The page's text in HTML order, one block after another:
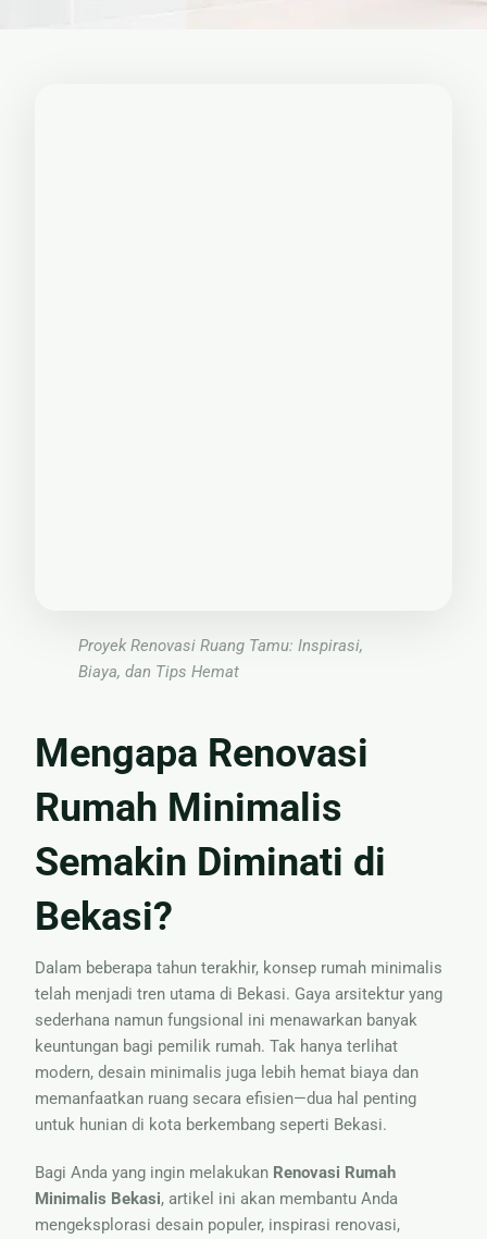
Proyek Renovasi Ruang Tamu: Inspirasi,
Biaya, dan Tips Hemat
Mengapa Renovasi
Rumah Minimalis
Semakin Diminati di
Bekasi?
Dalam beberapa tahun terakhir, konsep rumah minimalis
telah menjadi tren utama di Bekasi. Gaya arsitektur yang
sederhana namun fungsional ini menawarkan banyak
keuntungan bagi pemilik rumah. Tak hanya terlihat
modern, desain minimalis juga lebih hemat biaya dan
memanfaatkan ruang secara efisien—dua hal penting
untuk hunian di kota berkembang seperti Bekasi.
Bagi Anda yang ingin melakukan Renovasi Rumah
Minimalis Bekasi, artikel ini akan membantu Anda
mengeksplorasi desain populer, inspirasi renovasi,